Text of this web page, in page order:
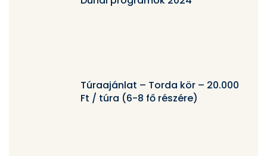
Túraajánlat – Torda kör – 20.000
Ft / túra (6-8 fő részére)